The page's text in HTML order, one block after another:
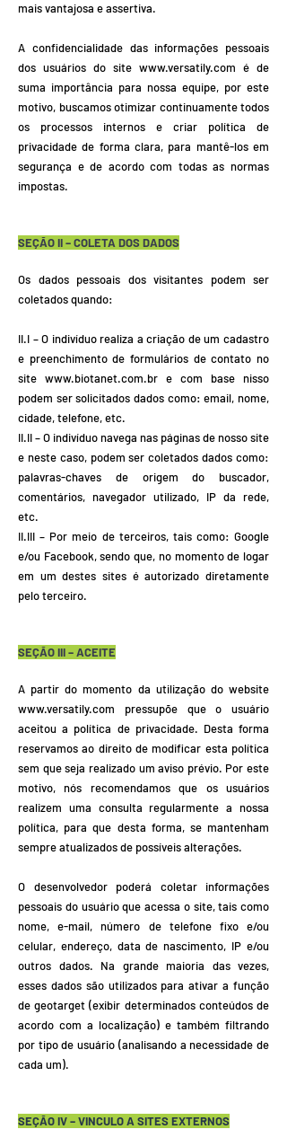
mais vantajosa e assertiva.
A confidencialidade das informações pessoais
dos usuários do site www.versatily.com é de
suma importância para nossa equipe, por este
motivo, buscamos otimizar continuamente todos
os processos internos e criar política de
privacidade de forma clara, para mantê-los em
segurança e de acordo com todas as normas
impostas.
SEÇÃO II – COLETA DOS DADOS
Os dados pessoais dos visitantes podem ser
coletados quando:
II.I – O indivíduo realiza a criação de um cadastro
e preenchimento de formulários de contato no
site www.biotanet.com.br e com base nisso
podem ser solicitados dados como: email, nome,
cidade, telefone, etc.
II.II – O indivíduo navega nas páginas de nosso site
e neste caso, podem ser coletados dados como:
palavras-chaves de origem do buscador,
comentários, navegador utilizado, IP da rede,
etc.
II.III – Por meio de terceiros, tais como: Google
e/ou Facebook, sendo que, no momento de logar
em um destes sites é autorizado diretamente
pelo terceiro.
SEÇÃO III – ACEITE
A partir do momento da utilização do website
www.versatily.com pressupõe que o usuário
aceitou a política de privacidade. Desta forma
reservamos ao direito de modificar esta política
sem que seja realizado um aviso prévio. Por este
motivo, nós recomendamos que os usuários
realizem uma consulta regularmente a nossa
política, para que desta forma, se mantenham
sempre atualizados de possíveis alterações.
O desenvolvedor poderá coletar informações
pessoais do usuário que acessa o site, tais como
nome, e-mail, número de telefone fixo e/ou
celular, endereço, data de nascimento, IP e/ou
outros dados. Na grande maioria das vezes,
esses dados são utilizados para ativar a função
de geotarget (exibir determinados conteúdos de
acordo com a localização) e também filtrando
por tipo de usuário (analisando a necessidade de
cada um).
SEÇÃO IV – VINCULO A SITES EXTERNOS